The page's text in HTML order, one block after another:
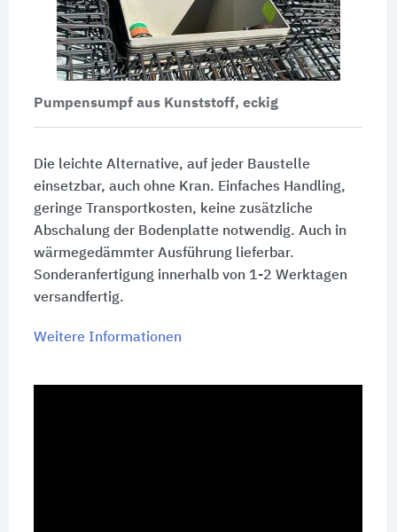
Pumpensumpf aus Kunststoff, eckig
Die leichte Alternative, auf jeder Baustelle
einsetzbar, auch ohne Kran. Einfaches Handling,
geringe Transportkosten, keine zusätzliche
Abschalung der Bodenplatte notwendig. Auch in
wärmegedämmter Ausführung lieferbar.
Sonderanfertigung innerhalb von 1-2 Werktagen
versandfertig.
Weitere Informationen